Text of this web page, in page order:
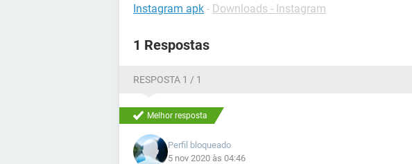
Instagram apk - Downloads - Instagram
1 Respostas
RESPOSTA 1 / 1
Melhor resposta
Perfil bloqueado
5 nov 2020 às 04:46